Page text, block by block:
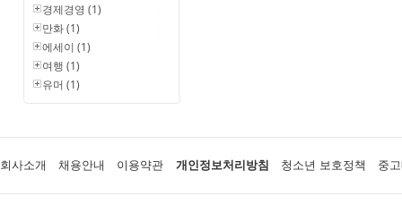
경제경영 (1)
만화 (1)
에세이 (1)
여행 (1)
유머 (1)
회사소개 채용안내 이용약관 개인정보처리방침 청소년 보호정책 중